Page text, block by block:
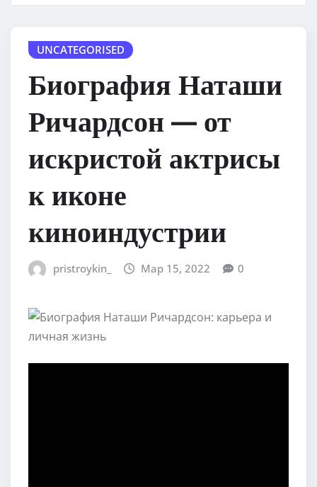
UNCATEGORISED
Биография Наташи
Ричардсон — от
искристой актрисы
к иконе
киноиндустрии
pristroykin_ Мар 15, 2022 0